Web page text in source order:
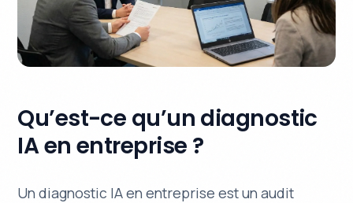
Qu’est-ce qu’un diagnostic
IA en entreprise ?
Un diagnostic IA en entreprise est un audit